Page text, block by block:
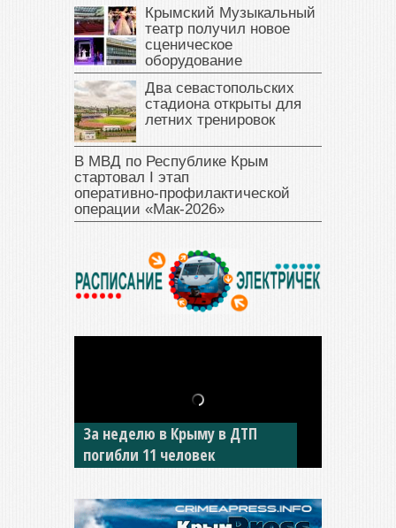
Крымский Музыкальный
театр получил новое
сценическое
оборудование
Два севастопольских
стадиона открыты для
летних тренировок
В МВД по Республике Крым
стартовал I этап
оперативно‑профилактической
операции «Мак‑2026»
В Джанкое водитель ВАЗа
сбил двух детей на «зебре»